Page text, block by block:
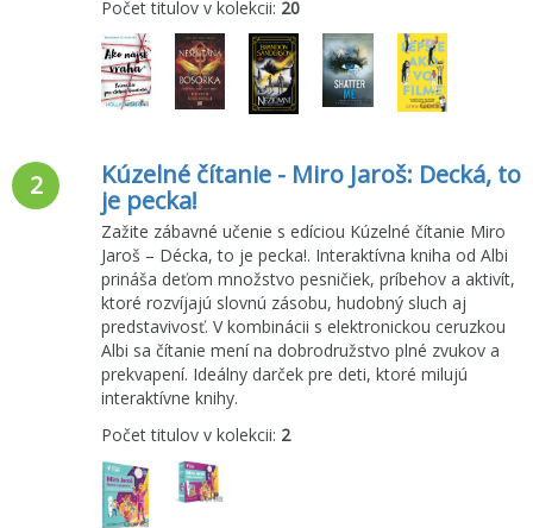
Počet titulov v kolekcii: 20
2
Kúzelné čítanie - Miro Jaroš: Decká, to
je pecka!
Zažite zábavné učenie s edíciou Kúzelné čítanie Miro
Jaroš – Décka, to je pecka!. Interaktívna kniha od Albi
prináša deťom množstvo pesničiek, príbehov a aktivít,
ktoré rozvíjajú slovnú zásobu, hudobný sluch aj
predstavivosť. V kombinácii s elektronickou ceruzkou
Albi sa čítanie mení na dobrodružstvo plné zvukov a
prekvapení. Ideálny darček pre deti, ktoré milujú
interaktívne knihy.
Počet titulov v kolekcii: 2